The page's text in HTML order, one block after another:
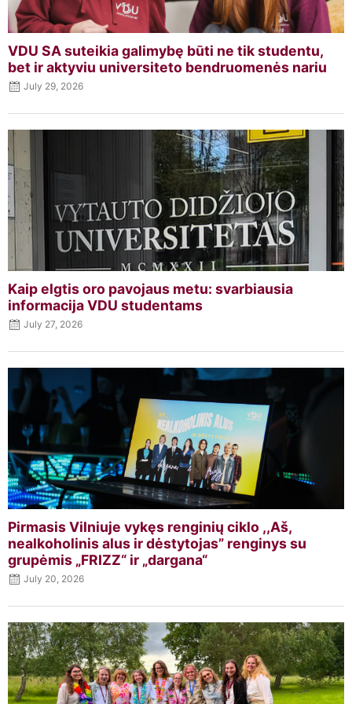
VDU SA suteikia galimybę būti ne tik studentu,
bet ir aktyviu universiteto bendruomenės nariu
July 29, 2026
Kaip elgtis oro pavojaus metu: svarbiausia
informacija VDU studentams
July 27, 2026
Pirmasis Vilniuje vykęs renginių ciklo ,,Aš,
nealkoholinis alus ir dėstytojas” renginys su
grupėmis „FRIZZ“ ir „dargana“
July 20, 2026